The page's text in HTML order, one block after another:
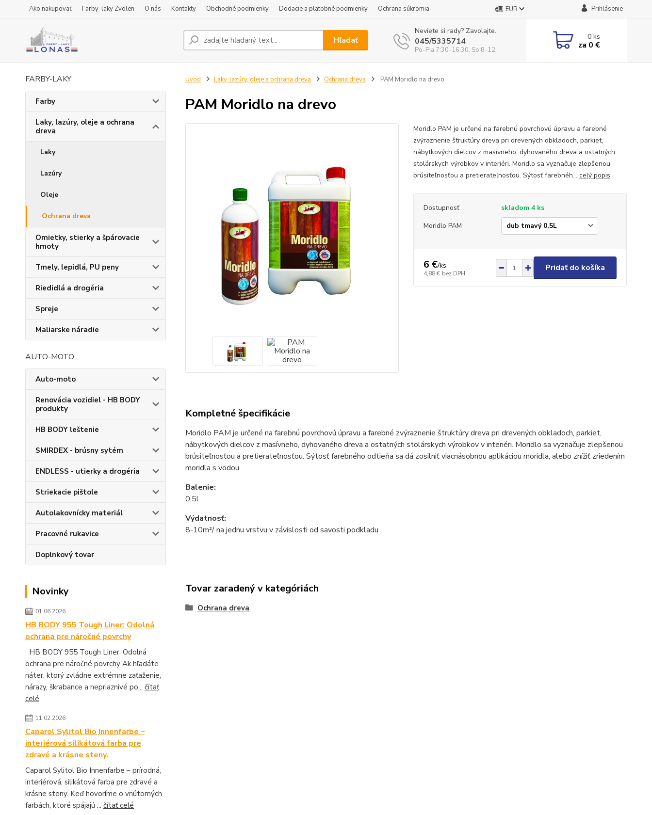
Ako nakupovať Farby-laky Zvolen O nás Kontakty Obchodné podmienky Dodacie a platobné podmienky Ochrana súkromia EUR Prihlásenie
Hľadať
Neviete si rady? Zavolajte.
045/5335714
Po-Pia 7:30-16.30, So 8-12
0ks
za 0 €
FARBY-LAKY
Farby
Laky, lazúry, oleje a ochrana
dreva
Laky
Lazúry
Oleje
Ochrana dreva
Omietky, stierky a špárovacie
hmoty
Tmely, lepidlá, PU peny
Riedidlá a drogéria
Spreje
Maliarske náradie
AUTO-MOTO
Auto-moto
Renovácia vozidiel - HB BODY
produkty
HB BODY leštenie
SMIRDEX - brúsny sytém
ENDLESS - utierky a drogéria
Striekacie pištole
Autolakovnícky materiál
Pracovné rukavice
Doplnkový tovar
Novinky
01.06.2026
HB BODY 955 Tough Liner: Odolná
ochrana pre náročné povrchy
HB BODY 955 Tough Liner: Odolná
ochrana pre náročné povrchy Ak hľadáte
náter, ktorý zvládne extrémne zaťaženie,
nárazy, škrabance a nepriaznivé po... čítať
celé
11.02.2026
Caparol Sylitol Bio Innenfarbe –
interiérová silikátová farba pre
zdravé a krásne steny.
Caparol Sylitol Bio Innenfarbe – prírodná,
interiérová, silikátová farba pre zdravé a
krásne steny. Keď hovoríme o vnútorných
farbách, ktoré spájajú ... čítať celé
Úvod Laky, lazúry, oleje a ochrana dreva Ochrana dreva PAM Moridlo na drevo
PAM Moridlo na drevo
Moridlo PAM je určené na farebnú povrchovú úpravu a farebné
zvýraznenie štruktúry dreva pri drevených obkladoch, parkiet,
nábytkových dielcov z masívneho, dyhovaného dreva a ostatných
stolárskych výrobkov v interiéri. Moridlo sa vyznačuje zlepšenou
brúsiteľnosťou a pretierateľnosťou. Sýtosť farebnéh... celý popis
Dostupnosť
skladom 4 ks
Moridlo PAM
6 €/ks
4,88 € bez DPH
Pridať do košíka
Kompletné špecifikácie
Moridlo PAM je určené na farebnú povrchovú úpravu a farebné zvýraznenie štruktúry dreva pri drevených obkladoch, parkiet,
nábytkových dielcov z masívneho, dyhovaného dreva a ostatných stolárskych výrobkov v interiéri. Moridlo sa vyznačuje zlepšenou
brúsiteľnosťou a pretierateľnosťou. Sýtosť farebného odtieňa sa dá zosilniť viacnásobnou aplikáciou moridla, alebo znížiť zriedením
moridla s vodou.
Balenie:
0,5l
Výdatnosť:
8-10m²/ na jednu vrstvu v závislosti od savosti podkladu
Tovar zaradený v kategóriách
Ochrana dreva